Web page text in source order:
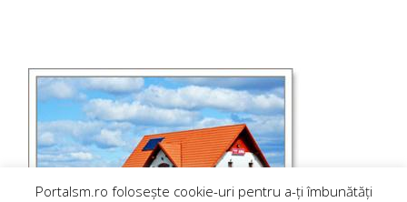
Portalsm.ro folosește cookie-uri pentru a-ți îmbunătăți